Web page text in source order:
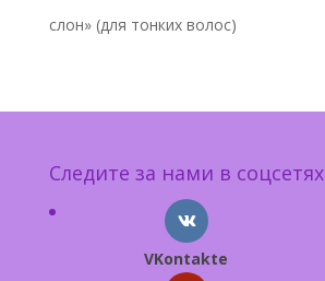
слон» (для тонких волос)
Следите за нами в соцсетях
VKontakte